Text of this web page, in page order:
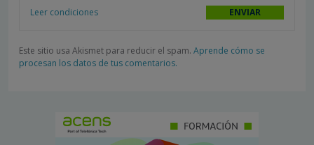
Leer condiciones
Este sitio usa Akismet para reducir el spam. Aprende cómo se
procesan los datos de tus comentarios.